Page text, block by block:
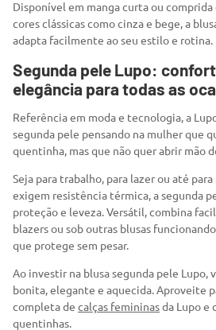
Disponível em manga curta ou comprida
cores clássicas como cinza e bege, a
adapta facilmente ao seu estilo e rotina.
Segunda pele Lupo:
elegância para todas as
Referência em moda e tecnologia, a
segunda pele pensando na mulher que
quentinha, mas que não quer abrir mão
Seja para trabalho, para lazer ou até
exigem resistência térmica, a segunda
proteção e leveza. Versátil, combina
blazers ou sob outras blusas
que protege sem pesar.
Ao investir na blusa segunda pele Lupo,
bonita, elegante e aquecida. Aproveite
completa de calças femininasda Lupo e
quentinhas.